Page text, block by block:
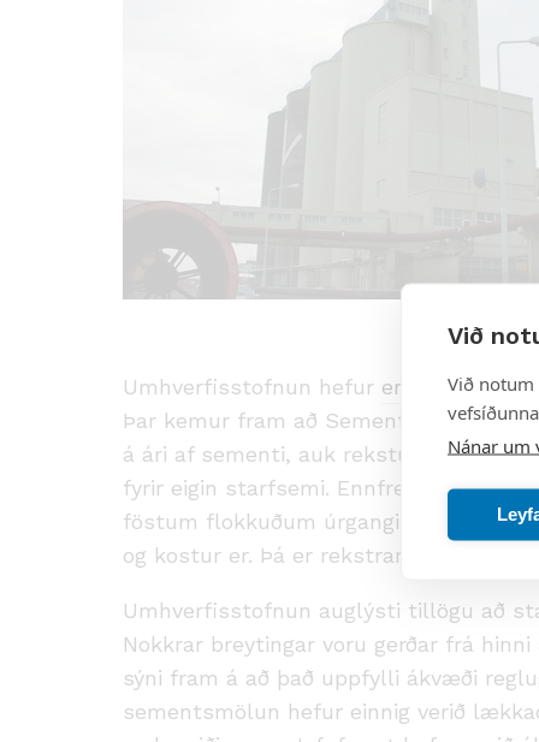
Við
Við
Nánar um
Umhverfisstofnun hefur endurnýjað
Þar kemur fram að
á ári af sementi, auk reksturs
fyrir eigin starfsemi. Ennfremur er
föstum flokkuðum úrgangi til brennslu
og kostur er. Þá er rekstraraðila heimil
Umhverfisstofnun auglýsti tillögu að
Nokkrar breytingar voru gerðar frá
sýni fram á að það uppfylli ákvæði
sementsmölun hefur einnig verið